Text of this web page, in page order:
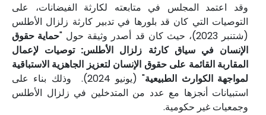
وقد اعتمد المجلس في متابعته لكارثة الفيضانات، على
التوصيات التي كان قد بلورها في تدبير كارثة زلزال الأطلس
(شتنبر 2023)، حيث كان قد أصدر وثيقة حول "
حماية حقوق
الإنسان في سياق كارثة زلزال الأطلس: توصيات لإعمال
المقاربة القائمة على حقوق الإنسان لتعزيز الجاهزية الاستباقية
لمواجهة الكوارث الطبيعية
" (يونيو 2024). وذلك بناء على
استبيانات أنجزها مع عدد من المتدخلين في زلزال الأطلس
وجمعيات غير حكومية.